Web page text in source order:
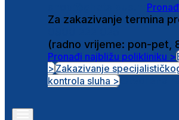
Za zakazivanje termina
(radno vrijeme: pon-pet,
Pronađi najbližu polikliniku >
>Zakazivanje
kontrola sluha >